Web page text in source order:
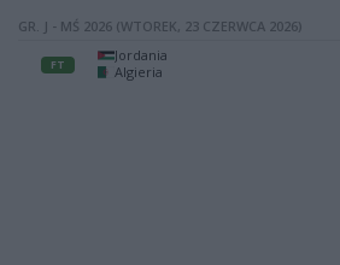
GR. J - MŚ 2026 (WTOREK, 23 CZERWCA 2026)
FT
Jordania
Algieria